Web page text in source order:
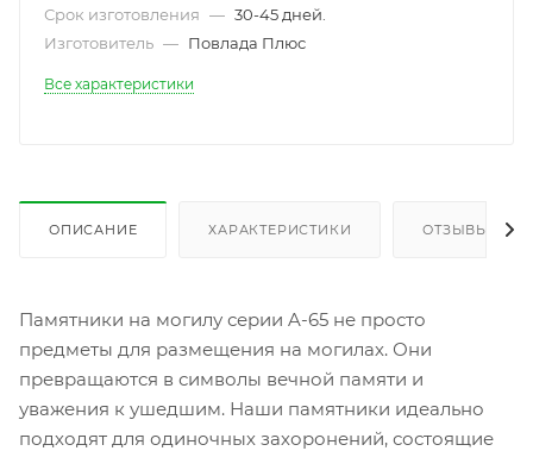
Срок изготовления — 30-45 дней.
Изготовитель — Повлада Плюс
Все характеристики
ОПИСАНИЕ ХАРАКТЕРИСТИКИ ОТЗЫВЫ
Памятники на могилу серии A-65 не просто
предметы для размещения на могилах. Они
превращаются в символы вечной памяти и
уважения к ушедшим. Наши памятники идеально
подходят для одиночных захоронений, состоящие